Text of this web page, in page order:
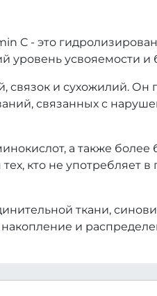
C - это
уровень усвояемости и
связок и сухожилий. Он
связанных с
а также
кто не употребляет
ткани,
и